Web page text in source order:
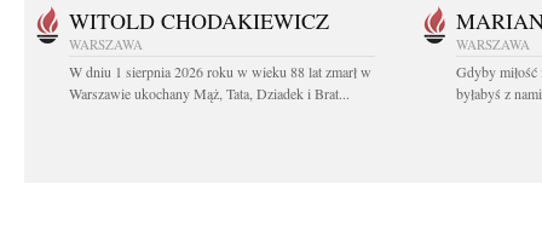
WITOLD CHODAKIEWICZ
WARSZAWA
W dniu 1 sierpnia 2026 roku w wieku 88 lat zmarł w
Warszawie ukochany Mąż, Tata, Dziadek i Brat...
WARSZAWA
Gdyby miłość
byłabyś z